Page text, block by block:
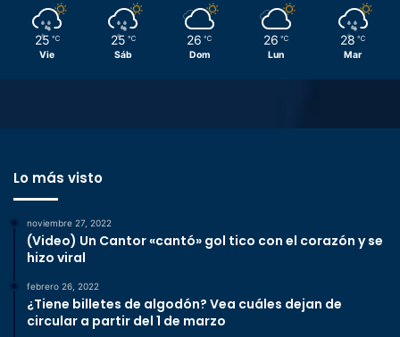
25 ℃
Vie
25 ℃
Sáb
26 ℃
Dom
26 ℃
Lun
28 ℃
Mar
Lo más visto
noviembre 27, 2022
(Video) Un Cantor «cantó» gol tico con el corazón y se
hizo viral
febrero 26, 2022
¿Tiene billetes de algodón? Vea cuáles dejan de
circular a partir del 1 de marzo